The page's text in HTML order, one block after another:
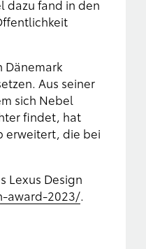
dazu fand in den
Dänemark
Aus seiner
sich Nebel
findet, hat
erweitert, die bei
Lexus Design
award-2023/.